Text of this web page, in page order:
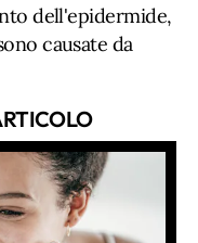
dell'epidermide,
causate da